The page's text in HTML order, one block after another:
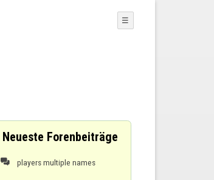
☰
Neueste Forenbeiträge
 players multiple names